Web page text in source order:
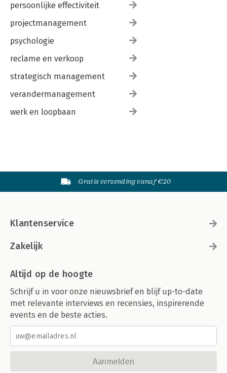
persoonlijke effectiviteit
projectmanagement
psychologie
reclame en verkoop
strategisch management
verandermanagement
werk en loopbaan
Gratis verzending vanaf €20
Klantenservice
Zakelijk
Altijd op de hoogte
Schrijf u in voor onze nieuwsbrief en blijf up-to-date
met relevante interviews en recensies, inspirerende
events en de beste acties.
Aanmelden